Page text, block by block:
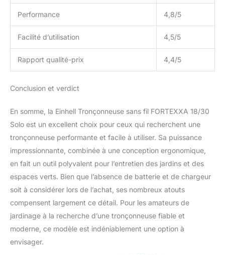
Performance 4,8/5
Facilité d’utilisation 4,5/5
Rapport qualité-prix 4,4/5
Conclusion et verdict
En somme, la Einhell Tronçonneuse sans fil FORTEXXA 18/30
Solo est un excellent choix pour ceux qui recherchent une
tronçonneuse performante et facile à utiliser. Sa puissance
impressionnante, combinée à une conception ergonomique,
en fait un outil polyvalent pour l’entretien des jardins et des
espaces verts. Bien que l’absence de batterie et de chargeur
soit à considérer lors de l’achat, ses nombreux atouts
compensent largement ce détail. Pour les amateurs de
jardinage à la recherche d’une tronçonneuse fiable et
moderne, ce modèle est indéniablement une option à
envisager.